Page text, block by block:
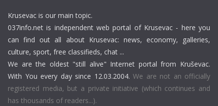
Krusevac is our main topic.
037info.net is independent web portal of Krusevac - here you
can find out all about Krusevac: news, economy, galleries,
culture, sport, free classifieds, chat ...
We are the oldest "still alive" Internet portal from Kruševac.
With You every day since 12.03.2004. We are not an officially
registered media, but a private initiative (which continues and
has thousands of readers...).